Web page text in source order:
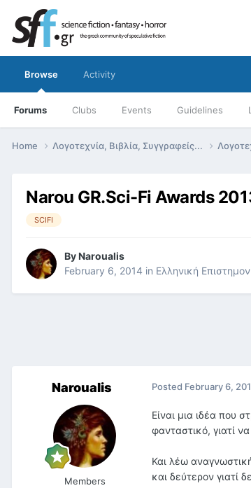
Browse
Forums Clubs Events Guidelines
Activity
Home Λογοτεχνία, Βιβλία, Συγγραφείς...
Narou GR.Sci-Fi Awards
SCIFI
ByNaroualis
February 6, 2014 in Ελληνική
Naroualis
Members
Posted February 6,
Είναι μια ιδέα που
φανταστικό, γιατί
Και λέω
και δεύτερον γιατί